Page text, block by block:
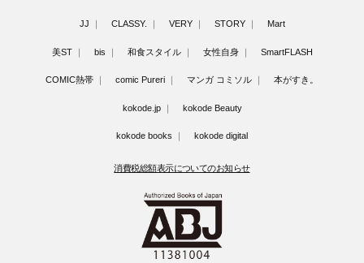
JJ CLASSY. VERY STORY Mart
美ST bis 和食スタイル 女性自身 SmartFLASH
COMIC熱帯 comic Pureri マンガ コミソル 本がすき。
kokode.jp kokode Beauty
kokode books kokode digital
消費税総額表示についてのお知らせ